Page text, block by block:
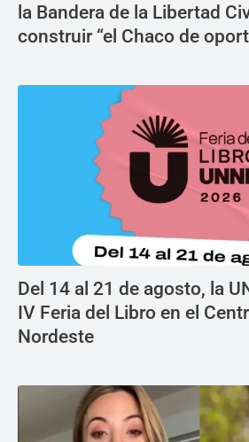
la Bandera de la Libertad
construir “el Chaco de
Del 14 al 21 de agosto, la
IV Feria del Libro en el
Nordeste